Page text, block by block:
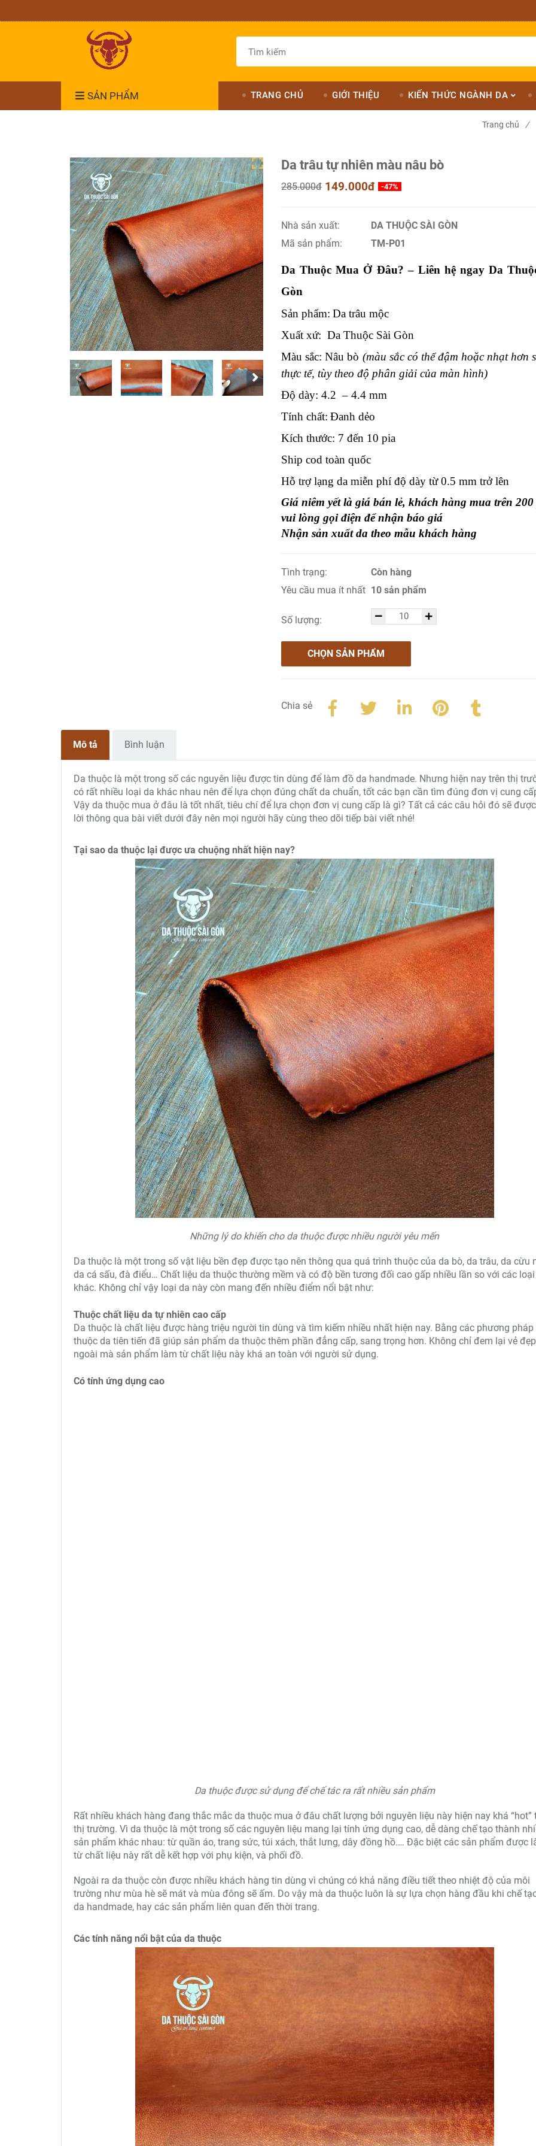
SẢN PHẨM TRANG CHỦ GIỚI THIỆU KIẾN THỨC NGÀNH DA
Trang chủ /
Da trâu tự nhiên màu nâu bò
285.000đ 149.000đ -47%
Nhà sản xuất:
DA THUỘC SÀI GÒN
Mã sản phẩm:
TM-P01
Da Thuộc Mua Ở Đâu? – Liên hệ ngay Da
Gòn
Sản phẩm: Da trâu mộc
Xuất xứ:Da Thuộc Sài Gòn
Màu sắc: Nâu bò (màu sắc có thể đậm hoặc nhạt hơn
thực tế, tùy theo độ phân giải của màn hình)
Độ dày:4.2 –4.4 mm
Tính chất: Đanh dẻo
Kích thước: 7 đến 10 pia
Ship cod toàn quốc
Hỗ trợ lạng da miễn phí độ dày từ 0.5 mm trở lên
Giá niêm yết là giá bán lẻ, khách hàng mua trên
vui lòng gọi điện để nhận báo giá
Nhận sản xuất da theo mẫu khách hàng
Tình trạng:
Còn hàng
Yêu cầu mua ít nhất 10 sản phẩm
Số lượng:
CHỌN SẢN PHẨM
Chia sẻ
Mô tả Bình luận
Da thuộc là một trong số các nguyên liệu được tin dùng để làm đồ da handmade. Nhưng hiện nay trên thị
có rất nhiều loại da khác nhau nên để lựa chọn đúng chất da chuẩn, tốt các bạn cần tìm đúng đơn vị cung
Vậy da thuộc mua ở đâu là tốt nhất, tiêu chí để lựa chọn đơn vị cung cấp là gì? Tất cả các câu hỏi đó sẽ
lời thông qua bài viết dưới đây nên mọi người hãy cùng theo dõi tiếp bài viết nhé!
Tại sao da thuộc lại được ưa chuộng nhất hiện nay?
Những lý do khiến cho da thuộc được nhiều người yêu mến
Da thuộc là một trong số vật liệu bền đẹp được tạo nên thông qua quá trình thuộc của da bò, da trâu, da cừu
da cá sấu, đà điểu… Chất liệu da thuộc thường mềm và có độ bền tương đối cao gấp nhiều lần so với các
khác. Không chỉ vậy loại da này còn mang đến nhiều điểm nổi bật như:
Thuộc chất liệu da tự nhiên cao cấp
Da thuộc là chất liệu được hàng triệu người tin dùng và tìm kiếm nhiều nhất hiện nay. Bằng các phương pháp
thuộc da tiên tiến đã giúp sản phẩm da thuộc thêm phần đẳng cấp, sang trọng hơn. Không chỉ đem lại vẻ
ngoài mà sản phẩm làm từ chất liệu này khá an toàn với người sử dụng.
Có tính ứng dụng cao
Da thuộc được sử dụng để chế tác ra rất nhiều sản phẩm
Rất nhiều khách hàng đang thắc mắc da thuộc mua ở đâu chất lượng bởi nguyên liệu này hiện nay khá “hot”
thị trường. Vì da thuộc là một trong số các nguyên liệu mang lại tính ứng dụng cao, dễ dàng chế tạo thành
sản phẩm khác nhau: từ quần áo, trang sức, túi xách, thắt lưng, dây đồng hồ.… Đặc biệt các sản phẩm được
từ chất liệu này rất dễ kết hợp với phụ kiện, và phối đồ.
Ngoài ra da thuộc còn được nhiều khách hàng tin dùng vì chúng có khả năng điều tiết theo nhiệt độ của môi
trường như mùa hè sẽ mát và mùa đông sẽ ấm. Do vậy mà da thuộc luôn là sự lựa chọn hàng đầu khi chế
da handmade, hay các sản phẩm liên quan đến thời trang.
Các tính năng nổi bật của da thuộc